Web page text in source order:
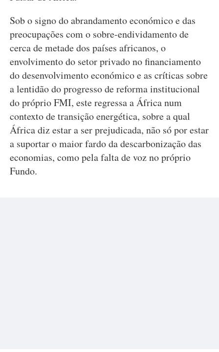
Sob o signo do abrandamento económico e das
preocupações com o sobre-endividamento de
cerca de metade dos países africanos, o
envolvimento do setor privado no financiamento
do desenvolvimento económico e as críticas sobre
a lentidão do progresso de reforma institucional
do próprio FMI, este regressa a África num
contexto de transição energética, sobre a qual
África diz estar a ser prejudicada, não só por estar
a suportar o maior fardo da descarbonização das
economias, como pela falta de voz no próprio
Fundo.